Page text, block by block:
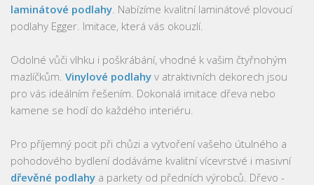
laminátové podlahy . Nabízíme kvalitní laminátové plovoucí
podlahy Egger. Imitace, která vás okouzlí.
Odolné vůči vlhku i poškrábání, vhodné k vašim čtyřnohým
mazlíčkům. Vinylové podlahy v atraktivních dekorech jsou
pro vás ideálním řešením. Dokonalá imitace dřeva nebo
kamene se hodí do každého interiéru.
Pro příjemný pocit při chůzi a vytvoření vašeho útulného a
pohodového bydlení dodáváme kvalitní vícevrstvé i masivní
dřevěné podlahy a parkety od předních výrobců. Dřevo -